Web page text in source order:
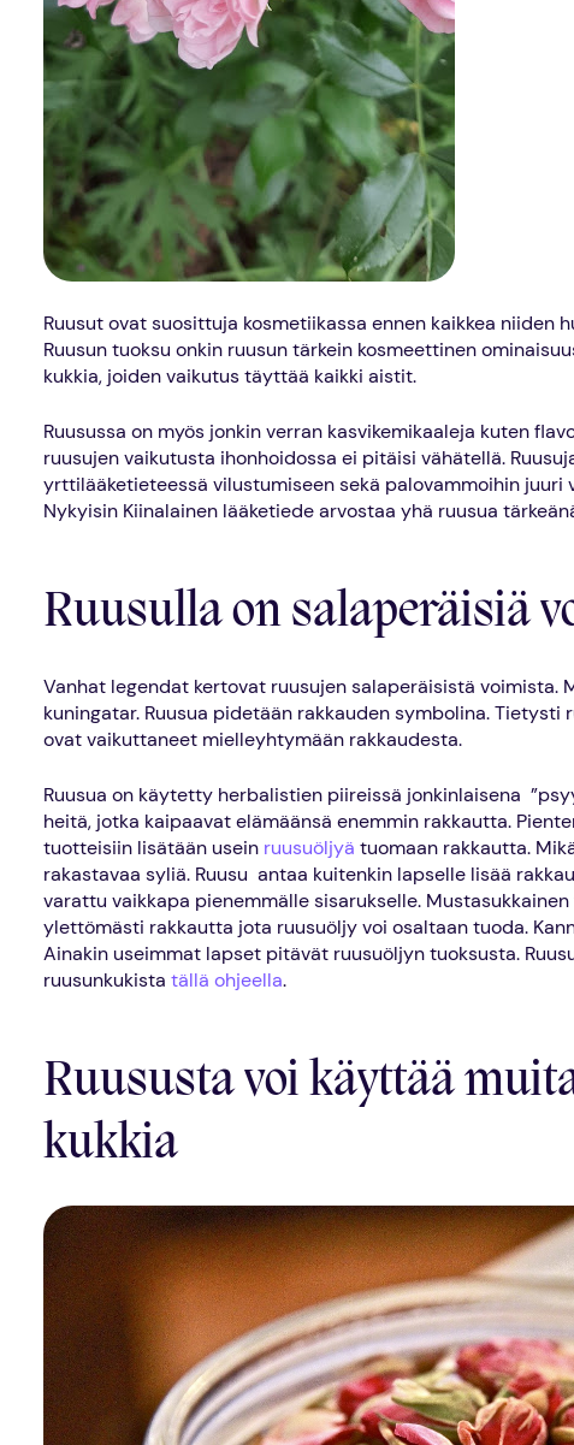
Ruusut ovat suosittuja kosmetiikassa ennen kaikkea niiden
Ruusun tuoksu onkin ruusun tärkein kosmeettinen
kukkia, joiden vaikutus täyttää kaikki aistit.
Ruusussa on myös jonkin verran kasvikemikaaleja kuten
ruusujen vaikutusta ihonhoidossa ei pitäisi vähätellä.
yrttilääketieteessä vilustumiseen sekä palovammoihin juuri
Nykyisin Kiinalainen lääketiede arvostaa yhä ruusua
Ruusulla on salaperäisiä
Vanhat legendat kertovat ruusujen salaperäisistä voimista.
kuningatar. Ruusua pidetään rakkauden symbolina. Tietysti
ovat vaikuttaneet mielleyhtymään rakkaudesta.
Ruusua on käytetty herbalistien piireissä jonkinlaisena
heitä, jotka kaipaavat elämäänsä enemmin rakkautta.
tuotteisiin lisätään usein ruusuöljyä tuomaan rakkautta.
rakastavaa syliä. Ruusu antaa kuitenkin lapselle lisää
varattu vaikkapa pienemmälle sisarukselle.
ylettömästi rakkautta jota ruusuöljy voi osaltaan tuoda.
Ainakin useimmat lapset pitävät ruusuöljyn tuoksusta.
ruusunkukista tällä ohjeella.
Ruususta voi käyttää
kukkia